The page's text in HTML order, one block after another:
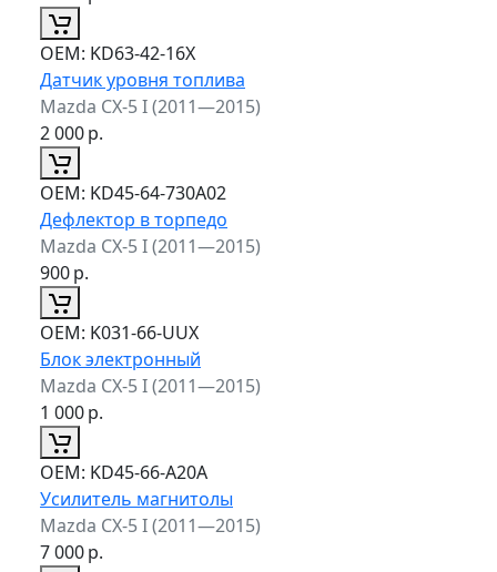
ОЕМ: KD63-42-16X
Датчик уровня топлива
Mazda CX-5 I (2011—2015)
2 000р.
ОЕМ: KD45-64-730A02
Дефлектор в торпедо
Mazda CX-5 I (2011—2015)
900р.
ОЕМ: K031-66-UUX
Блок электронный
Mazda CX-5 I (2011—2015)
1 000р.
ОЕМ: KD45-66-A20A
Усилитель магнитолы
Mazda CX-5 I (2011—2015)
7 000р.